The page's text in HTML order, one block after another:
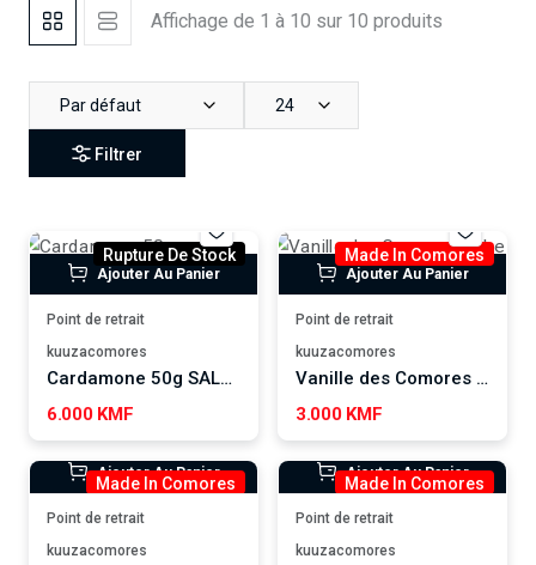
Affichage de 1 à 10 sur 10 produits
Par défaut 24
Filtrer
Rupture De Stock
Ajouter Au Panier
Point de retrait
kuuzacomores
Cardamone 50g SALASABIL ART
6.000 KMF
Made In Comores
Ajouter Au Panier
Point de retrait
kuuzacomores
Vanille des Comores Tube 5 gousses
3.000 KMF
Made In Comores
Ajouter Au Panier
Point de retrait
kuuzacomores
Made In Comores
Ajouter Au Panier
Point de retrait
kuuzacomores